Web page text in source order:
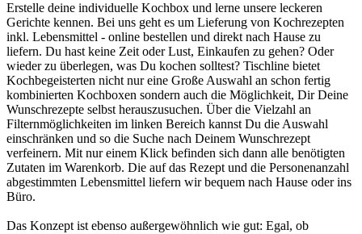
Erstelle deine individuelle Kochbox und lerne unsere leckeren
Gerichte kennen. Bei uns geht es um Lieferung von Kochrezepten
inkl. Lebensmittel - online bestellen und direkt nach Hause zu
liefern. Du hast keine Zeit oder Lust, Einkaufen zu gehen? Oder
wieder zu überlegen, was Du kochen solltest? Tischline bietet
Kochbegeisterten nicht nur eine Große Auswahl an schon fertig
kombinierten Kochboxen sondern auch die Möglichkeit, Dir Deine
Wunschrezepte selbst herauszusuchen. Über die Vielzahl an
Filternmöglichkeiten im linken Bereich kannst Du die Auswahl
einschränken und so die Suche nach Deinem Wunschrezept
verfeinern. Mit nur einem Klick befinden sich dann alle benötigten
Zutaten im Warenkorb. Die auf das Rezept und die Personenanzahl
abgestimmten Lebensmittel liefern wir bequem nach Hause oder ins
Büro.
Das Konzept ist ebenso außergewöhnlich wie gut: Egal, ob